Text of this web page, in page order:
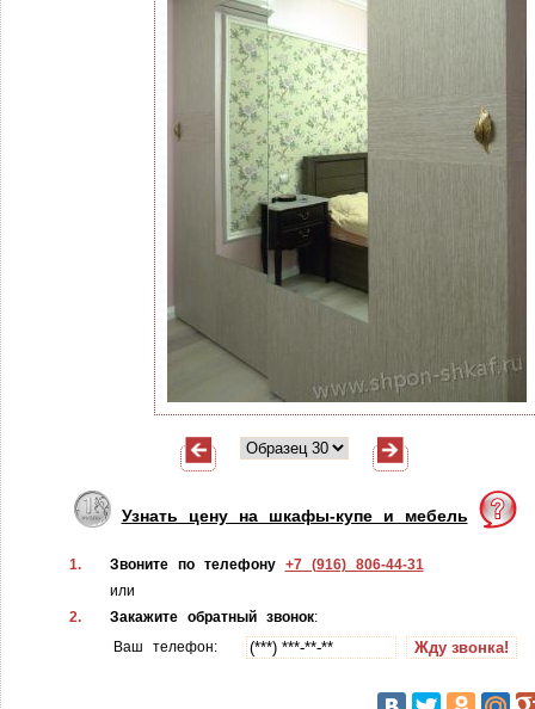
Узнать цену на шкафы-купе и мебель
1. Звоните по телефону +7 (916) 806-44-31
или
2.
Закажите обратный звонок:
Ваш телефон: